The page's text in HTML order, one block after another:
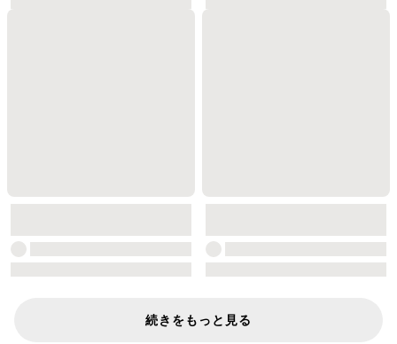
続きをもっと見る